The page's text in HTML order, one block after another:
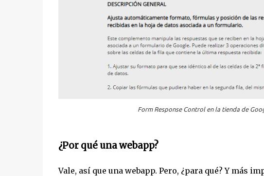
Form Response Control en la tienda de
¿Por qué una webapp?
Vale, así que una webapp. Pero, ¿para qué? Y más